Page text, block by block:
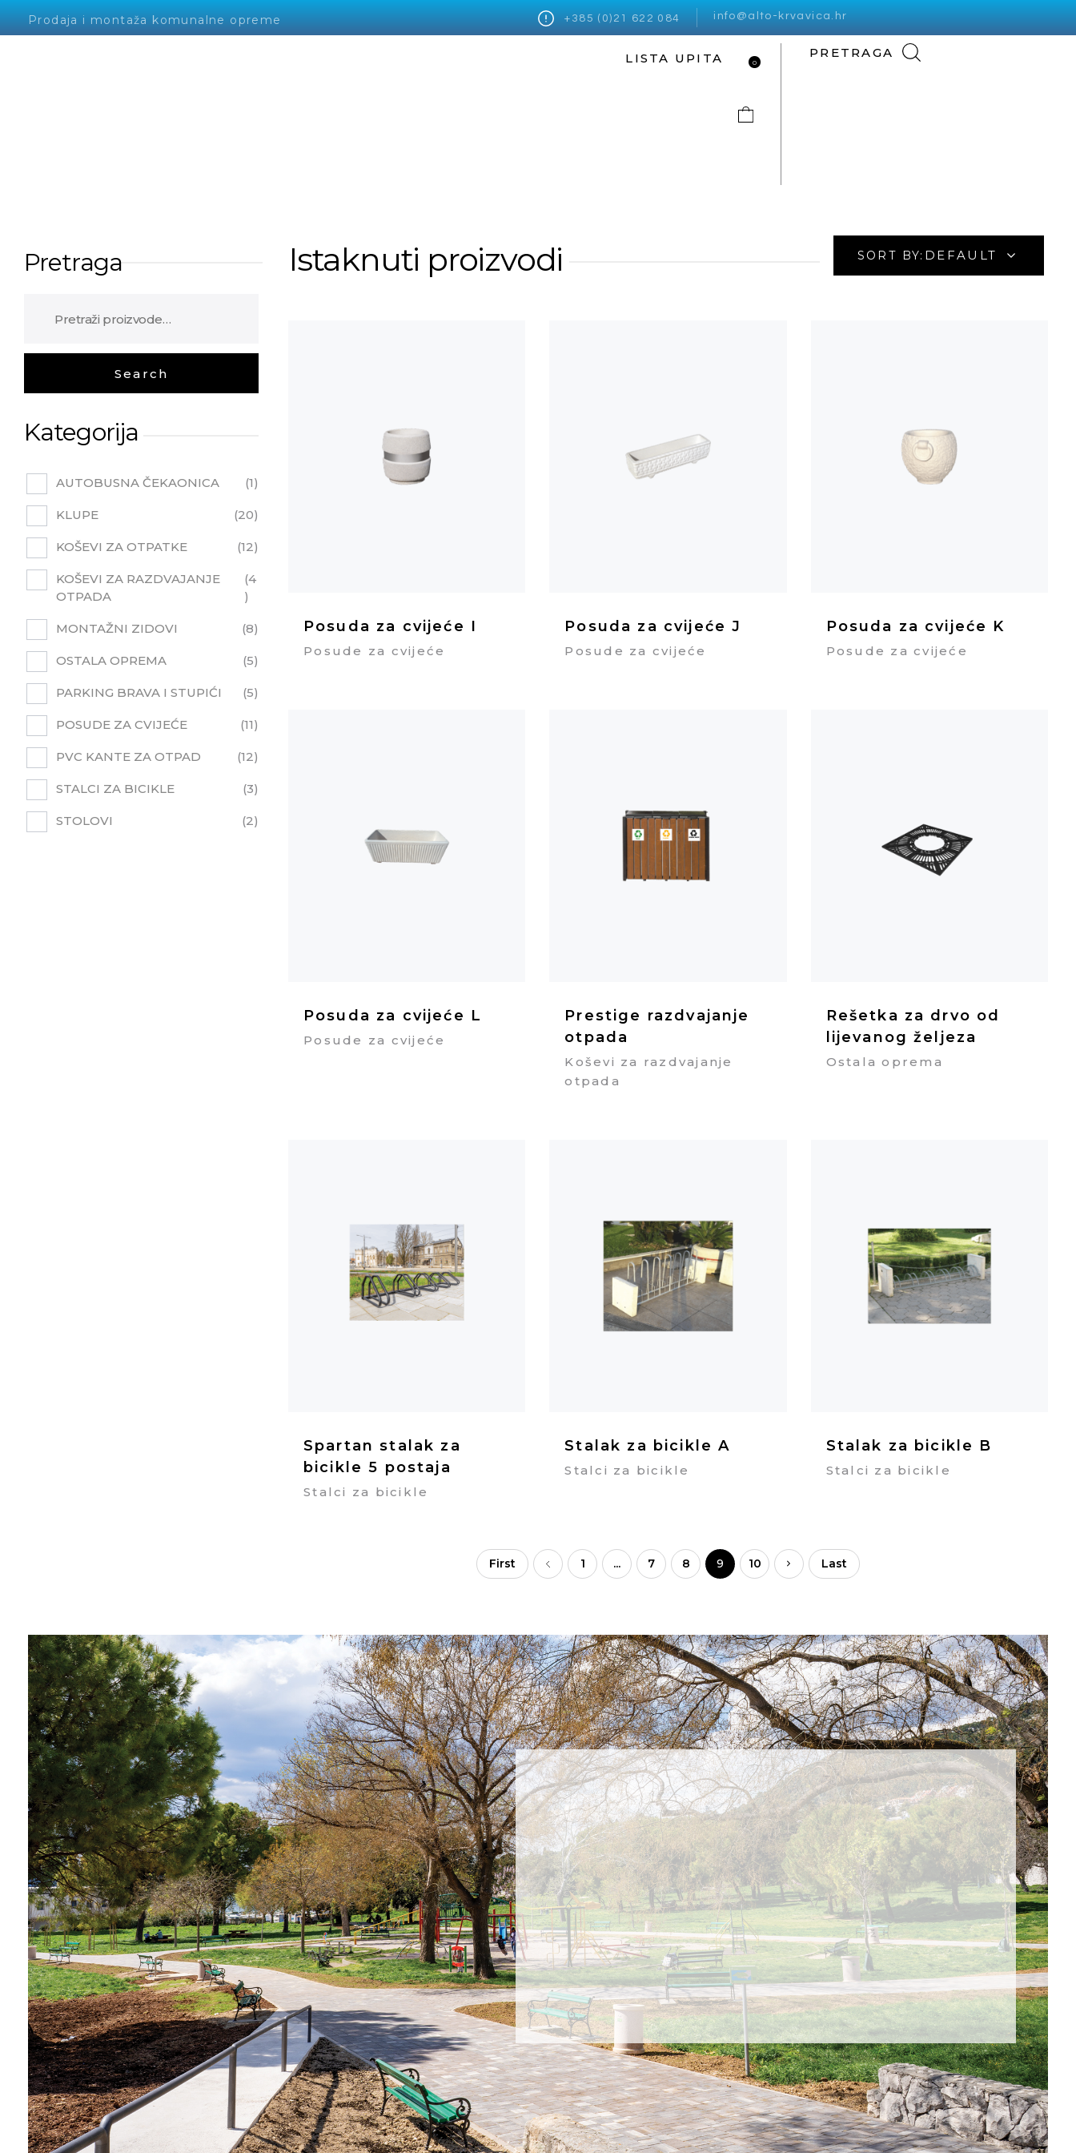
Prodaja i montaža komunalne opreme +385 (0)21 622 084 info@alto-krvavica.hr
0
LISTA UPITA PRETRAGA
Istaknuti proizvodi SORT BY: DEFAULT
Posuda za cvijeće I
Posude za cvijeće
Posuda za cvijeće J
Posude za cvijeće
Posuda za cvijeće K
Posude za cvijeće
Posuda za cvijeće L
Posude za cvijeće
Prestige razdvajanje
otpada
Koševi za razdvajanje
otpada
Rešetka za drvo od
lijevanog željeza
Ostala oprema
Spartan stalak za
bicikle 5 postaja
Stalci za bicikle
Stalak za bicikle A
Stalci za bicikle
Stalak za bicikle B
Stalci za bicikle
First 1 ... 7 8 9 10 Last
Pretraga
Kategorija
AUTOBUSNA ČEKAONICA 1
KLUPE 20
KOŠEVI ZA OTPATKE 12
KOŠEVI ZA RAZDVAJANJE
OTPADA
4
MONTAŽNI ZIDOVI 8
OSTALA OPREMA 5
PARKING BRAVA I STUPIĆI 5
POSUDE ZA CVIJEĆE 11
PVC KANTE ZA OTPAD 12
STALCI ZA BICIKLE 3
STOLOVI 2
NE PROPUSTITE NOVOSTI
Prijavite se i
saznajte za akcije,
proizvode i novosti.